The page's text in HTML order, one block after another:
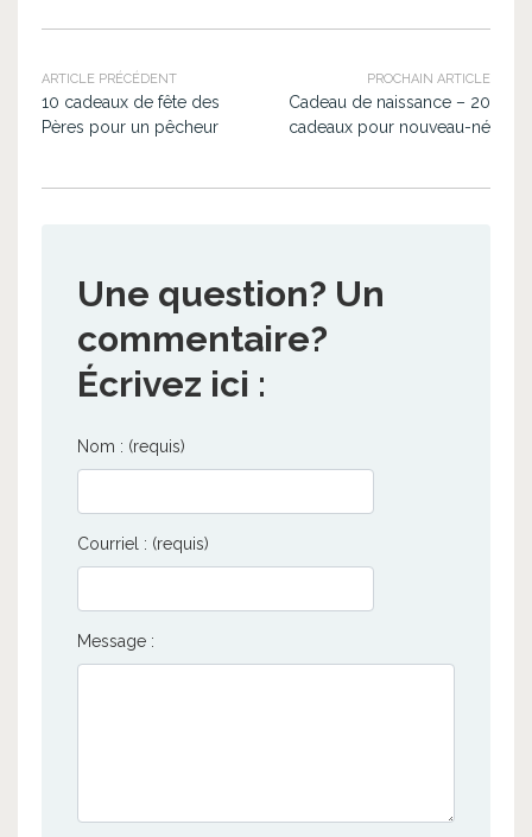
ARTICLE PRÉCÉDENT
10 cadeaux de fête des
Pères pour un pêcheur
PROCHAIN ARTICLE
Cadeau de naissance – 20
cadeaux pour nouveau-né
Une question? Un
commentaire?
Écrivez ici :
Nom : (requis)
Courriel : (requis)
Message :